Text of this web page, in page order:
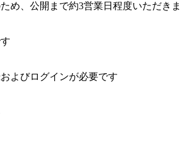
め、公開まで約3営業日程度いただきま
よびログインが必要です